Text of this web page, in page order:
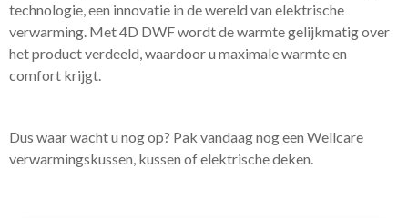
technologie, een innovatie in de wereld van elektrische
verwarming. Met 4D DWF wordt de warmte gelijkmatig over
het product verdeeld, waardoor u maximale warmte en
comfort krijgt.
Dus waar wacht u nog op? Pak vandaag nog een Wellcare
verwarmingskussen, kussen of elektrische deken.